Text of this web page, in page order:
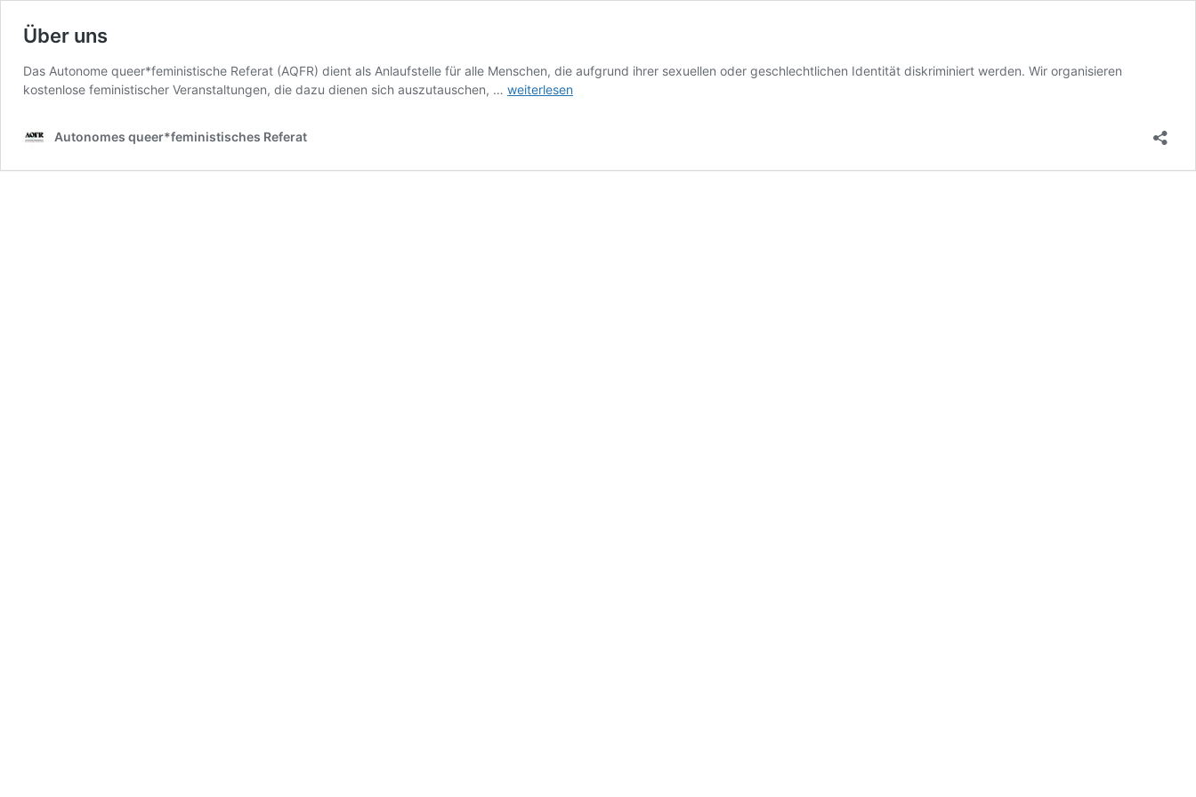
Über uns
Das Autonome queer*feministische Referat (AQFR) dient als Anlaufstelle für alle Menschen, die aufgrund ihrer sexuellen oder geschlechtlichen Identität diskriminiert werden. Wir organisieren
kostenlose feministischer Veranstaltungen, die dazu dienen sich auszutauschen, … Über
weiterlesen
Autonomes queer*feministisches Referat